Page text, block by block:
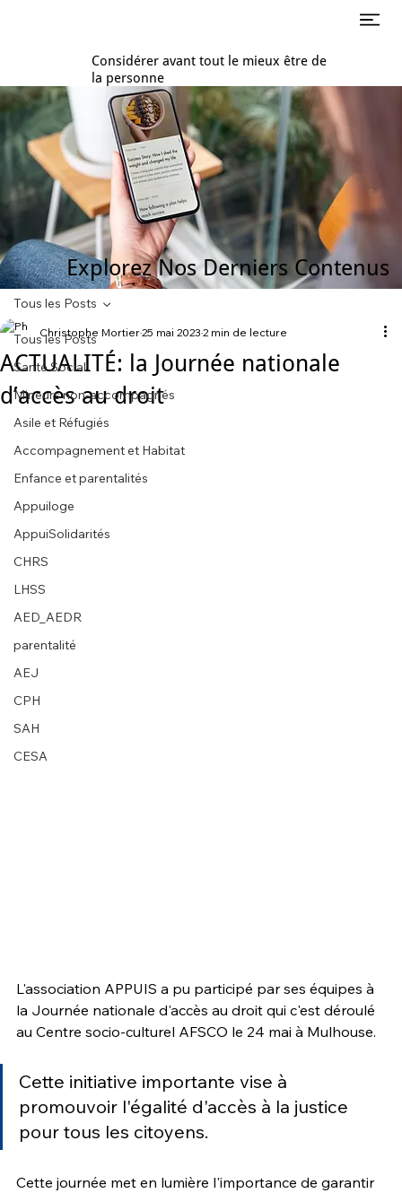
Considérer avant tout le mieux être de
la personne
Explorez Nos Derniers Contenus
Tous les Posts
Santé Social
Mineurs non-accompagnés
Asile et Réfugiés
Accompagnement et Habitat
Enfance et parentalités
Appuiloge
AppuiSolidarités
CHRS
LHSS
AED_AEDR
parentalité
AEJ
CPH
SAH
CESA
Tous les Posts
ACTUALITÉ: la Journée nationale
d’accès au droit
Christophe Mortier25 mai 2023 2 min de lecture
L'association APPUIS a pu participé par ses équipes à
la Journée nationale d'accès au droit qui c'est déroulé
au Centre socio-culturel AFSCO le 24 mai à Mulhouse.
Cette initiative importante vise à
promouvoir l'égalité d'accès à la justice
pour tous les citoyens.
Cette journée met en lumière l'importance de garantir